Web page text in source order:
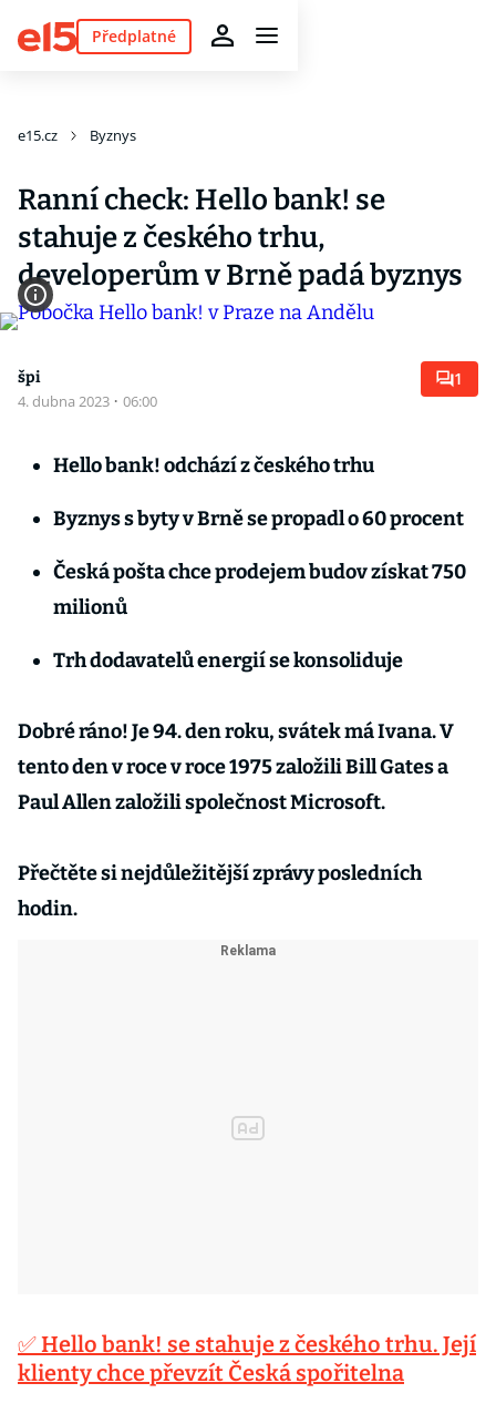
Předplatné
e15.cz Byznys
Ranní check: Hello bank! se
stahuje z českého trhu,
developerům v Brně padá byznys
špi
4. dubna 2023 · 06:00
1
Hello bank! odchází z českého trhu
Byznys s byty v Brně se propadl o 60 procent
Česká pošta chce prodejem budov získat 750
milionů
Trh dodavatelů energií se konsoliduje
Dobré ráno! Je 94. den roku, svátek má Ivana. V
tento den v roce v roce 1975 založili Bill Gates a
Paul Allen založili společnost Microsoft.
Přečtěte si nejdůležitější zprávy posledních
hodin.
✅ Hello bank! se stahuje z českého trhu. Její
klienty chce převzít Česká spořitelna